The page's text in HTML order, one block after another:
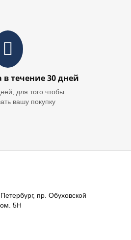
в течение 30 дней
для того чтобы
вашу покупку
пр. Обуховской
5Н